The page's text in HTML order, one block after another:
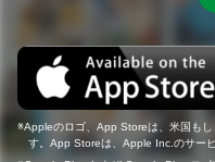
Appleのロゴ、App Storeは、米国も
す。App Storeは、Apple Inc.のサービ